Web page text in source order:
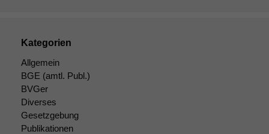
Kategorien
Allgemein
BGE (amtl. Publ.)
BVGer
Diverses
Gesetzgebung
Publikationen